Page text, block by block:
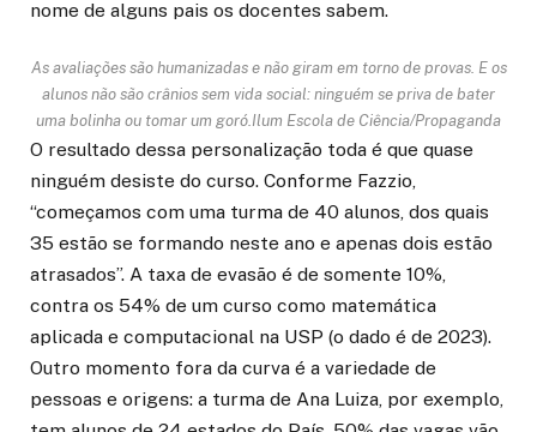
nome de alguns pais os docentes sabem.
As avaliações são humanizadas e não giram em torno de provas. E os
alunos não são crânios sem vida social: ninguém se priva de bater
uma bolinha ou tomar um goró. Ilum Escola de Ciência/Propaganda
O resultado dessa personalização toda é que quase
ninguém desiste do curso. Conforme Fazzio,
“começamos com uma turma de 40 alunos, dos quais
35 estão se formando neste ano e apenas dois estão
atrasados”. A taxa de evasão é de somente 10%,
contra os 54% de um curso como matemática
aplicada e computacional na USP (o dado é de 2023).
Outro momento fora da curva é a variedade de
pessoas e origens: a turma de Ana Luiza, por exemplo,